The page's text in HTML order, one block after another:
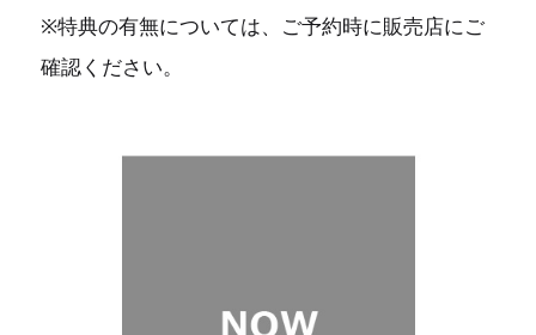
※特典の有無については、ご予約時に販売店にご
確認ください。